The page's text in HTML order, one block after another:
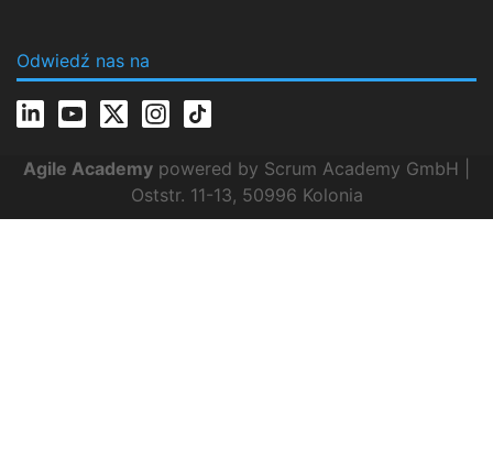
Odwiedź nas na
Agile Academy powered by Scrum Academy GmbH |
Oststr. 11-13, 50996 Kolonia